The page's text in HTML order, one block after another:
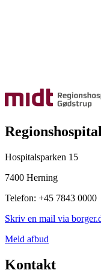
Hospitalsparken 15
7400 Herning
Telefon: +45 7843 0000
Skriv en mail via
Meld afbud
Kontakt